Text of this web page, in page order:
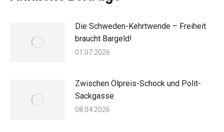
Die Schweden-Kehrtwende – Freiheit
braucht Bargeld!
01.07.2026
Zwischen Ölpreis-Schock und Polit-
Sackgasse
08.04.2026